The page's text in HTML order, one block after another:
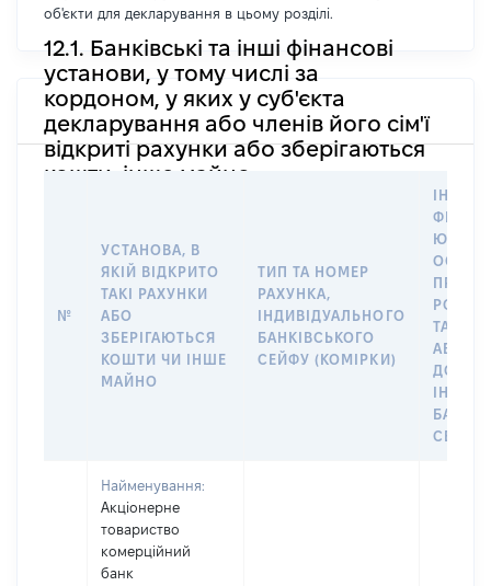
об'єкти для декларування в цьому розділі.
12.1. Банківські та інші фінансові
установи, у тому числі за
кордоном, у яких у суб'єкта
декларування або членів його сім'ї
відкриті рахунки або зберігаються
кошти, інше майно
№
УСТАНОВА, В
ЯКІЙ ВІДКРИТО
ТАКІ РАХУНКИ
АБО
ЗБЕРІГАЮТЬСЯ
КОШТИ ЧИ ІНШЕ
МАЙНО
ТИП ТА НОМЕР
РАХУНКА,
ІНДИВІДУАЛЬНОГО
БАНКІВСЬКОГО
СЕЙФУ (КОМІРКИ)
ПРАВО
ТАКИМ
АБО
ДО
СЕЙФУ
Найменування:
Акціонерне
товариство
комерційний
банк